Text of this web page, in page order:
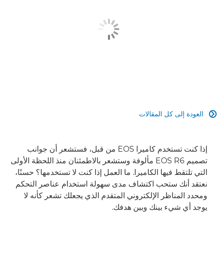
العودة إلى كل المقالات 
إذا كنت تستخدم كاميرا EOS من قبل، فستشعر أن جوانب
تصميم EOS R6 مألوفة وستشعر بالاطمئنان منذ اللحظة الأولى
التي تلتقط فيها الكاميرا. ما العمل إذا كنت لا تستخدمها؟ حسنًا،
نعتقد أنك ستحب اكتشاف مدى سهولة استخدام عناصر التحكم
ومحدد المناظر الإلكتروني المتقدم الذي يجعلك تشعر كأنه لا
يوجد أي شيء بينك وبين هدفك.